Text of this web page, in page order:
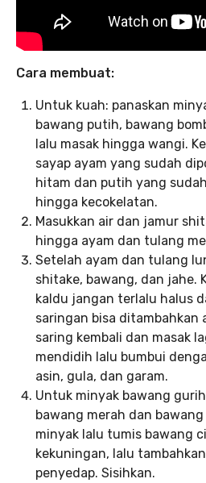
Cara membuat:
Untuk kuah: panaskan
bawang putih, bawang
lalu masak hingga wangi.
sayap ayam yang sudah
hitam dan putih yang
hingga kecokelatan.
Masukkan air dan jamur
hingga ayam dan tulang
Setelah ayam dan tulang
shitake, bawang, dan jahe.
kaldu jangan terlalu halus
saringan bisa ditambahkan
saring kembali dan masak
mendidih lalu bumbui
asin, gula, dan garam.
Untuk minyak bawang
bawang merah dan
minyak lalu tumis bawang
kekuningan, lalu
penyedap. Sisihkan.